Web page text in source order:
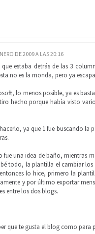
DE 2009 A LAS 20:16
estaba detrás de las 3
no es la monda, pero ya
lo menos posible, ya es
hecho porque había visto
ya que 1 fue buscando
fue una idea de baño, mientras
todo, la plantilla el cambiar
lo hice, primero la
y por último exportar
entre los dos blogs.
que te gusta el blog como para